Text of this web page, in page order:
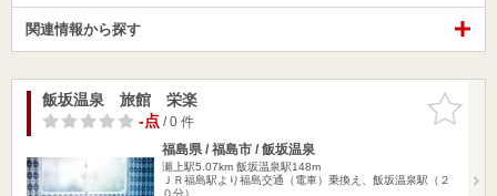
関連情報から探す
お気に入
りに追加
飯坂温泉 旅館 栄楽
-点/ 0 件
福島県 / 福島市 / 飯坂温泉
瀬上駅5.07km 飯坂温泉駅148m
ＪＲ福島駅より福島交通（電車）乗換え、飯坂温泉駅（２
０分）